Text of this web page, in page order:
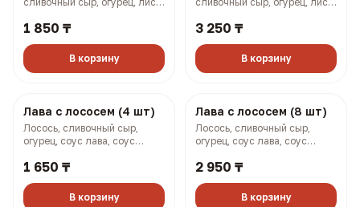
Запеченный лосось,
крабовый крем, огурец,
омлет по-японски, соусы
Запеченный лосось,
крабовый крем, огурец,
омлет по-японски, соусы